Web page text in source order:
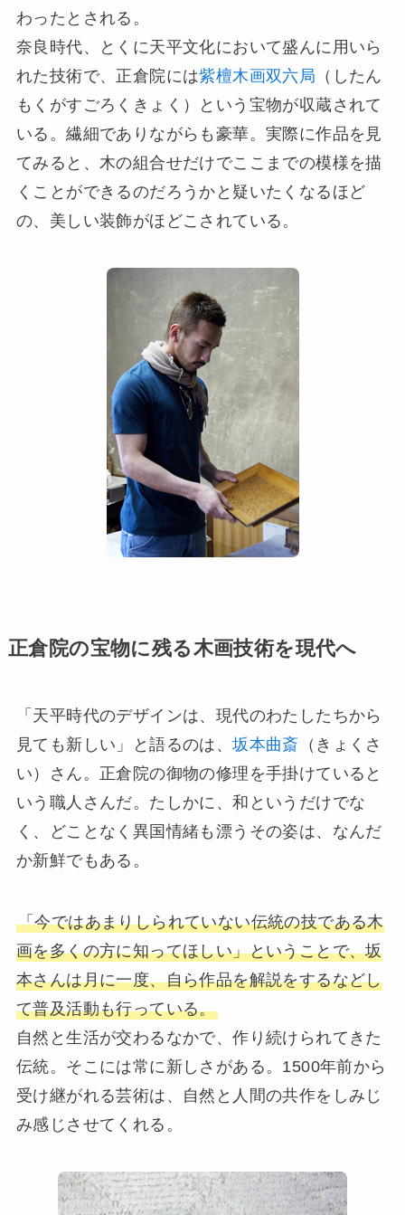
わったとされる。
奈良時代、とくに天平文化において盛んに用いら
れた技術で、正倉院には紫檀木画双六局 （したん
もくがすごろくきょく）という宝物が収蔵されて
いる。繊細でありながらも豪華。実際に作品を見
てみると、木の組合せだけでここまでの模様を描
くことができるのだろうかと疑いたくなるほど
の、美しい装飾がほどこされている。
正倉院の宝物に残る木画技術を現代へ
「天平時代のデザインは、現代のわたしたちから
見ても新しい」と語るのは、坂本曲斎 （きょくさ
い）さん。正倉院の御物の修理を手掛けていると
いう職人さんだ。たしかに、和というだけでな
く、どことなく異国情緒も漂うその姿は、なんだ
か新鮮でもある。
「今ではあまりしられていない伝統の技である木
画を多くの方に知ってほしい」ということで、坂
本さんは月に一度、自ら作品を解説をするなどし
て普及活動も行っている。
自然と生活が交わるなかで、作り続けられてきた
伝統。そこには常に新しさがある。1500年前から
受け継がれる芸術は、自然と人間の共作をしみじ
み感じさせてくれる。